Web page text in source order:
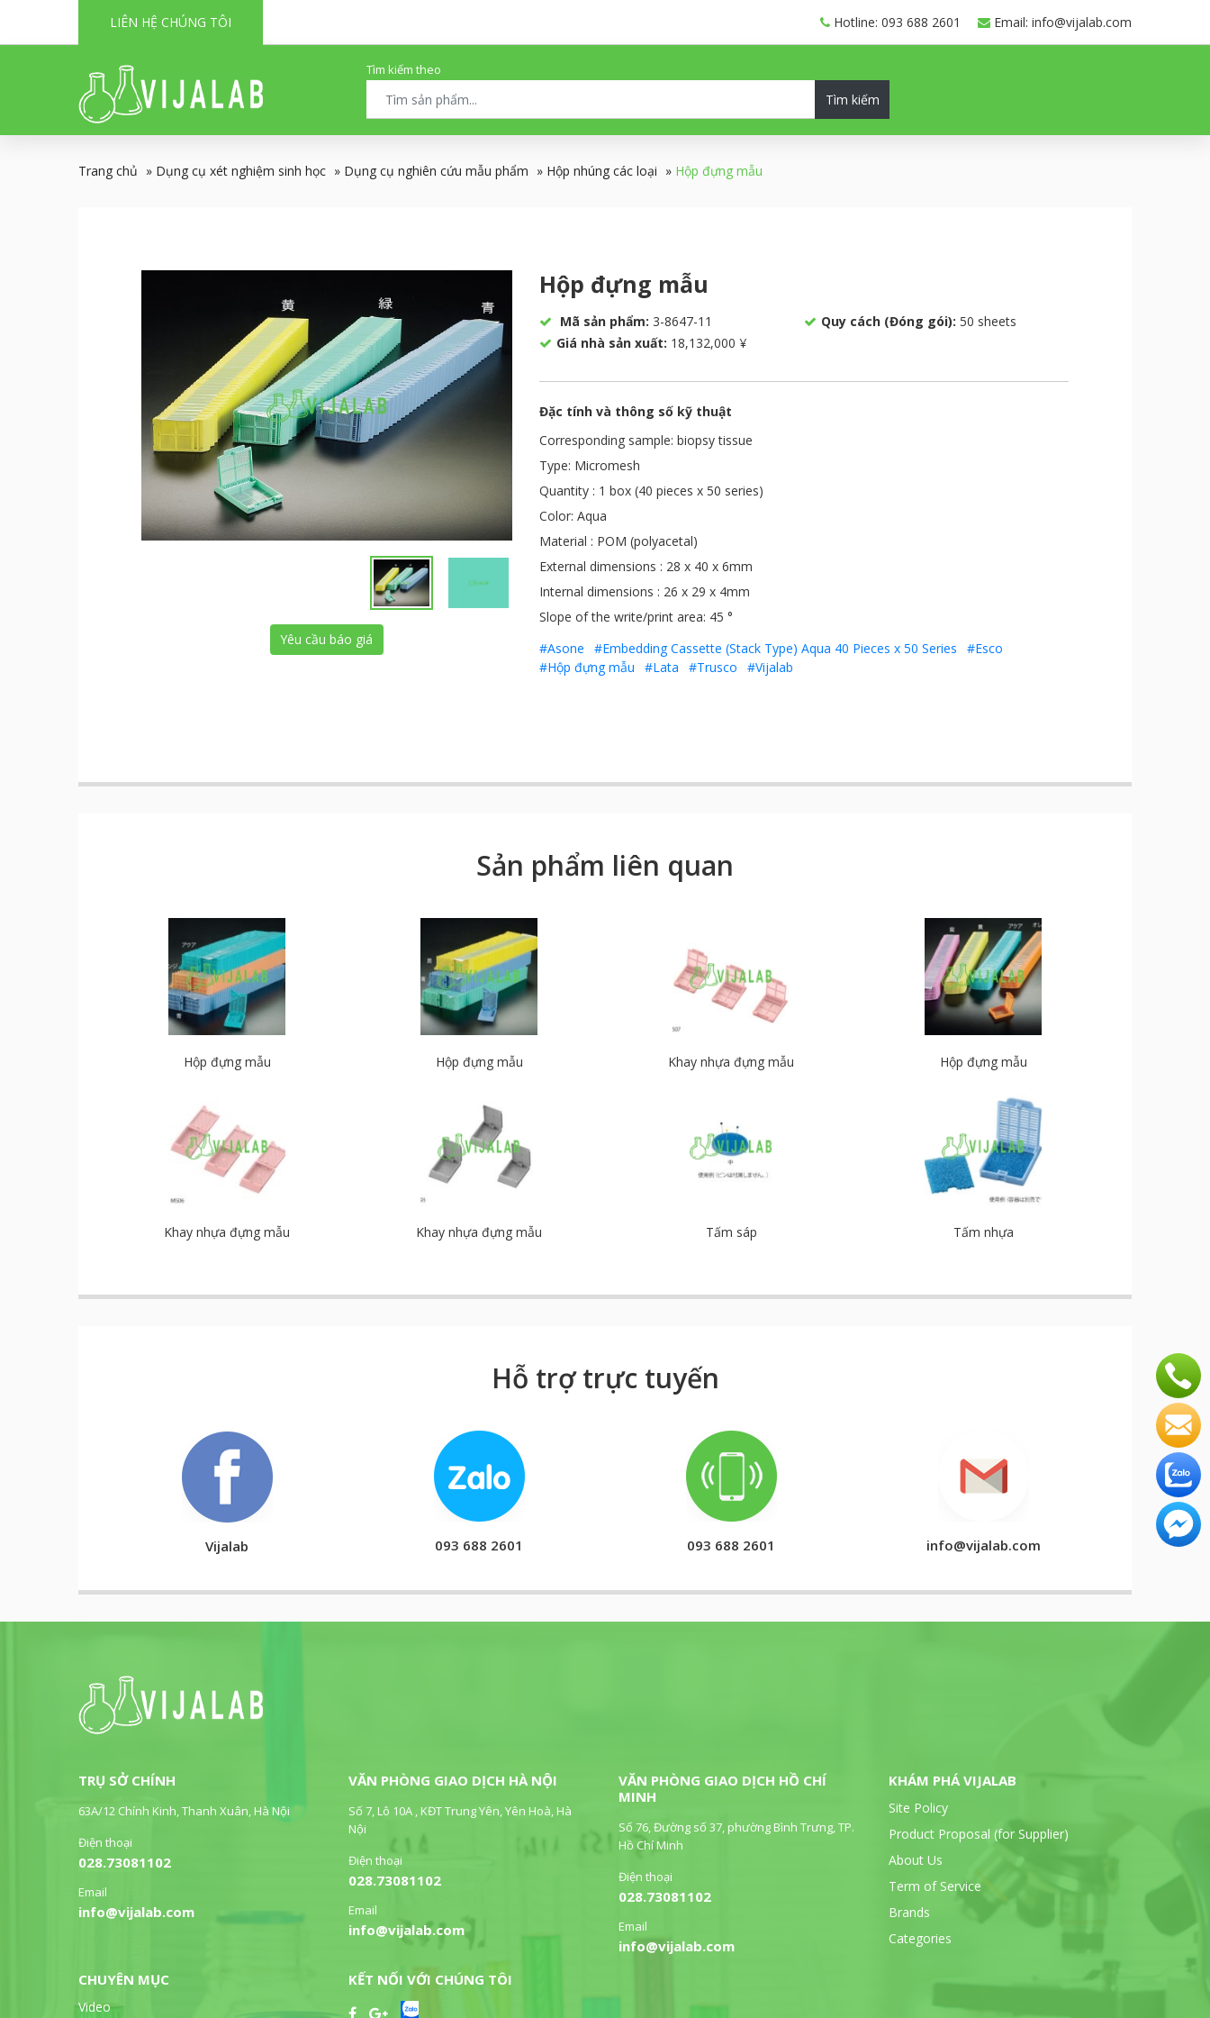
LIÊN HỆ CHÚNG TÔI Hotline: 093 688 2601 Email: info@vijalab.com
Tìm kiếm theo
Tìm kiếm
Trang chủ » Dụng cụ xét nghiệm sinh học » Dụng cụ nghiên cứu mẫu phẩm » Hộp nhúng các loại » Hộp đựng mẫu
Yêu cầu báo giá
Hộp đựng mẫu
Mã sản phẩm: 3-8647-11 Quy cách (Đóng gói): 50 sheets
Giá nhà sản xuất: 18,132,000 ¥
Đặc tính và thông số kỹ thuật
Corresponding sample: biopsy tissue
Type: Micromesh
Quantity : 1 box (40 pieces x 50 series)
Color: Aqua
Material : POM (polyacetal)
External dimensions : 28 x 40 x 6mm
Internal dimensions : 26 x 29 x 4mm
Slope of the write/print area: 45 °
#Asone
#Embedding Cassette (Stack Type) Aqua 40 Pieces x 50 Series
#Esco
#Hộp đựng mẫu
#Lata #Trusco #Vijalab
Sản phẩm liên quan
Hộp đựng mẫu Hộp đựng mẫu Khay nhựa đựng mẫu Hộp đựng mẫu
Khay nhựa đựng mẫu Khay nhựa đựng mẫu Tấm sáp Tấm nhựa
Hỗ trợ trực tuyến
Vijalab 093 688 2601 093 688 2601 info@vijalab.com
TRỤ SỞ CHÍNH
63A/12 Chính Kinh, Thanh Xuân, Hà Nội
Điện thoại
028.73081102
Email
info@vijalab.com
VĂN PHÒNG GIAO DỊCH HÀ NỘI
Số 7, Lô 10A , KĐT Trung Yên, Yên Hoà, Hà
Nội
Điện thoại
028.73081102
Email
info@vijalab.com
VĂN PHÒNG GIAO DỊCH HỒ CHÍ
MINH
Số 76, Đường số 37, phường Bình Trưng, TP.
Hồ Chí Minh
Điện thoại
028.73081102
Email
info@vijalab.com
KHÁM PHÁ VIJALAB
Site Policy
Product Proposal (for Supplier)
About Us
Term of Service
Brands
Categories
CHUYÊN MỤC
Video
KẾT NỐI VỚI CHÚNG TÔI